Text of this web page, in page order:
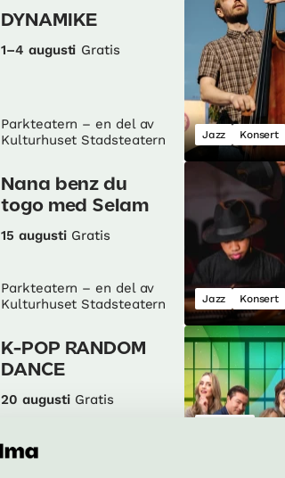
DYNAMIKE
1–4 augusti Gratis
Parkteatern – en del av
Kulturhuset Stadsteatern
Jazz Konsert
Nana benz du
togo med Selam
15 augusti Gratis
Parkteatern – en del av
Kulturhuset Stadsteatern
Jazz Konsert
K-POP RANDOM
DANCE
20 augusti Gratis
Parkteatern – en del av